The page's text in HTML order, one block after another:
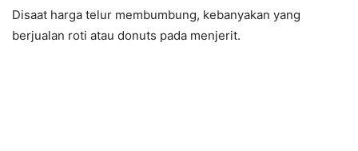
Disaat harga telur membumbung, kebanyakan yang
berjualan roti atau donuts pada menjerit.